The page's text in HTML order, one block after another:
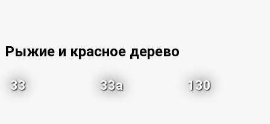
Рыжие и красное дерево
33 33a 130